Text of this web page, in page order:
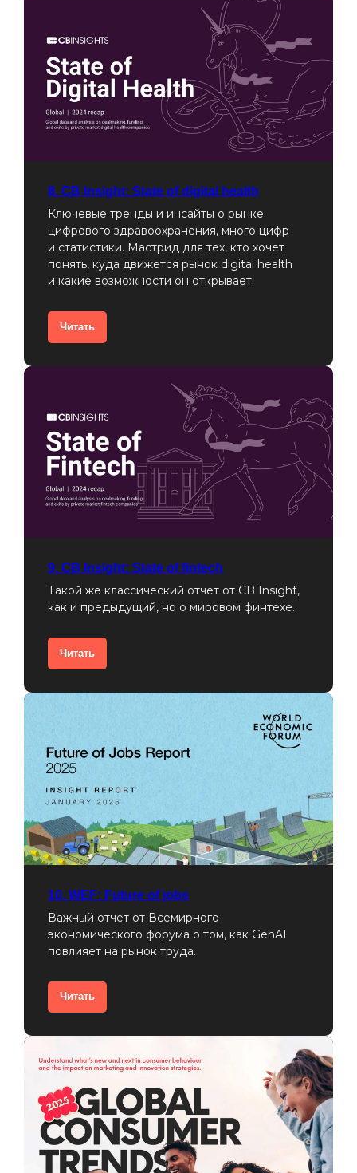
8. CB Insight: State of digital health
Ключевые тренды и инсайты о рынке
цифрового здравоохранения, много цифр
и статистики. Мастрид для тех, кто хочет
понять, куда движется рынок digital health
и какие возможности он открывает.
Читать
9. CB Insight: State of fintech
Такой же классический отчет от CB Insight,
как и предыдущий, но о мировом финтехе.
Читать
10. WEF: Future of jobs
Важный отчет от Всемирного
экономического форума о том, как GenAI
повлияет на рынок труда.
Читать
Москва, Бутырская 77, 8 этаж
ОГРН 1157746500592
Работать у нас
Наш telegram-канал с аналитикой
и трендами
weare@spektr.team
Политика в области качества
Политика использования cookies
Обсудить
ООО «Спектр»